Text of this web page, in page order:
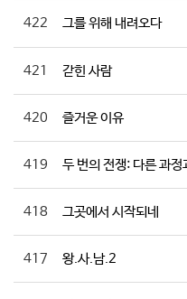
422 그를 위해 내려오다
421 갇힌 사람
420 즐거운 이유
419 두 번의 전쟁: 다른 과정
418 그곳에서 시작되네
417 왕.사.남.2